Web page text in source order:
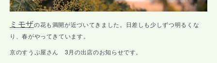
ミモザの花も満開が近づいてきました。日差しも少しずつ明るくな
り、春がやってきています。
京のすうぷ屋さん 3月の出店のお知らせです。